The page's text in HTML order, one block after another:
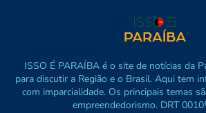
ISSO É PARAÍBA é o site de notícias da
para discutir a Região e o Brasil. Aqui tem
com imparcialidade. Os principais temas
empreendedorismo. DRT